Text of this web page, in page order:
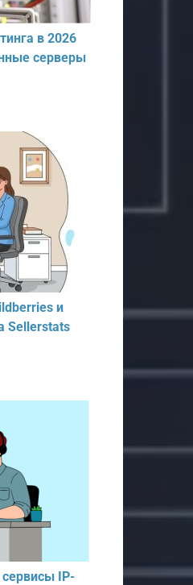
в 2026
серверы
и
Sellerstats
IP-